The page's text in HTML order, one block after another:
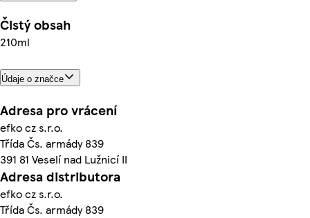
Čistý obsah
210ml
Údaje o značce
Adresa pro vrácení
efko cz s.r.o.
Třída Čs. armády 839
391 81 Veselí nad Lužnicí II
Adresa distributora
efko cz s.r.o.
Třída Čs. armády 839